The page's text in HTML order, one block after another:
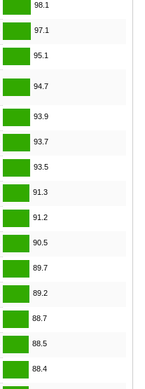
98.1
97.1
95.1
94.7
93.9
93.7
93.5
91.3
91.2
90.5
89.7
89.2
88.7
88.5
88.4